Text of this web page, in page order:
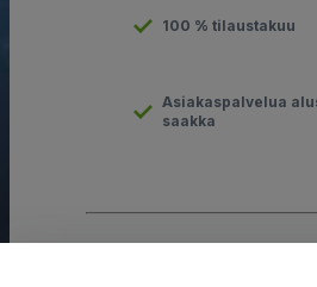
100 % tilaustakuu
Asiakaspalvelua
saakka